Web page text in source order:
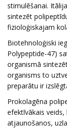
stimulēšanai.
sintezēt
fizioloģiskajam
Biotehnoloģiski
Polypeptide-47)
organismā
organisms to
preparātu ir
Prokolagēna
efektīvākais
atjaunošanos,